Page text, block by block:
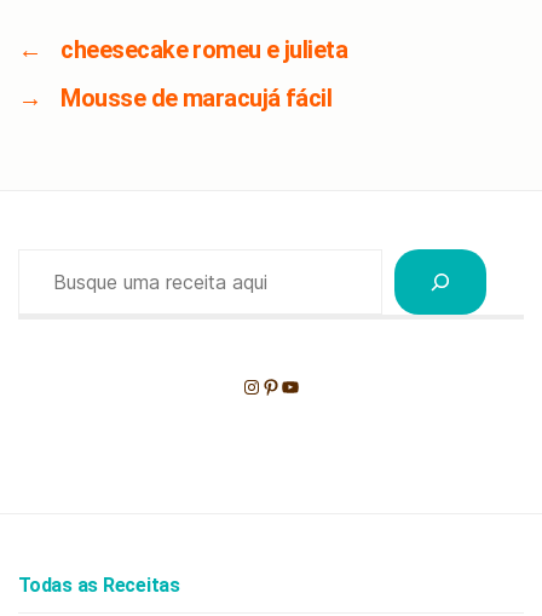
←
cheesecake romeu e julieta
→
Mousse de maracujá fácil
Instagram
Pinterest
Youtube
Todas as Receitas